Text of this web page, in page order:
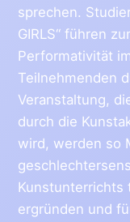
sprechen.
GIRLS“ führen
Performativität
Teilnehmenden
Veranstaltung,
durch die
wird, werden so
Kunstunterrichts
ergründen und